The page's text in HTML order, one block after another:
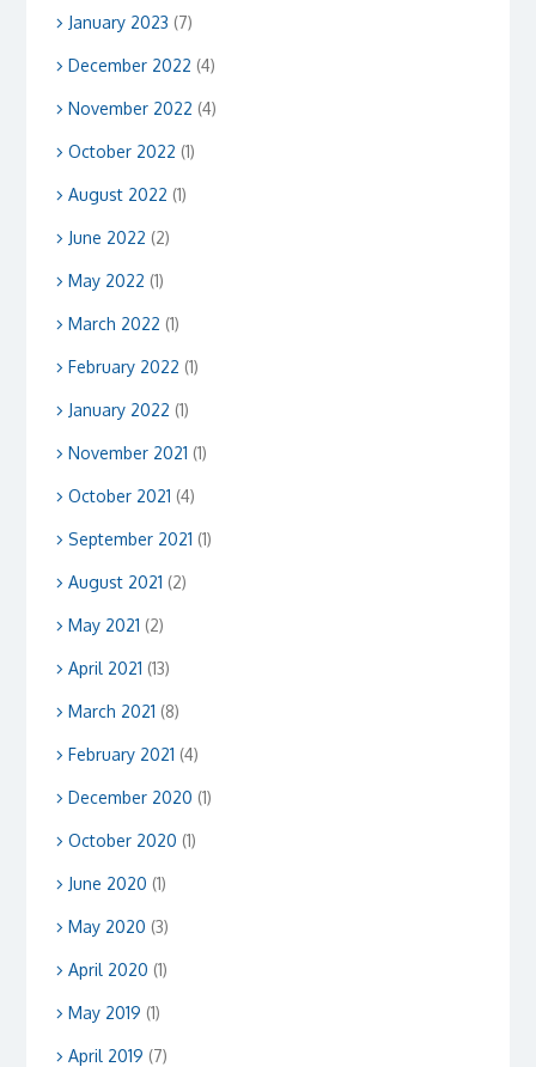
January 2023 (7)
December 2022 (4)
November 2022 (4)
October 2022 (1)
August 2022 (1)
June 2022 (2)
May 2022 (1)
March 2022 (1)
February 2022 (1)
January 2022 (1)
November 2021 (1)
October 2021 (4)
September 2021 (1)
August 2021 (2)
May 2021 (2)
April 2021 (13)
March 2021 (8)
February 2021 (4)
December 2020 (1)
October 2020 (1)
June 2020 (1)
May 2020 (3)
April 2020 (1)
May 2019 (1)
April 2019 (7)